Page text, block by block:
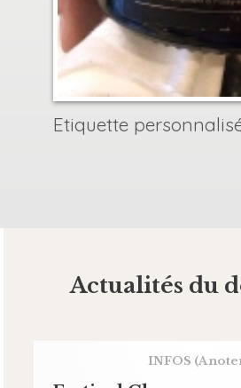
Etiquette
Actualités du
INFOS (A